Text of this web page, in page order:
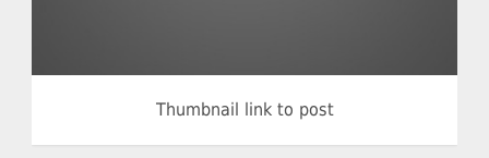
Thumbnail link to post